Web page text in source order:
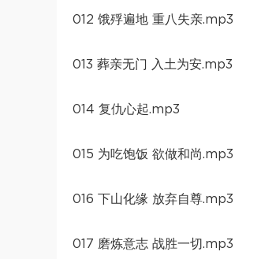
012 饿殍遍地 重八失亲.mp3
013 葬亲无门 入土为安.mp3
014 复仇心起.mp3
015 为吃饱饭 欲做和尚.mp3
016 下山化缘 放弃自尊.mp3
017 磨炼意志 战胜一切.mp3